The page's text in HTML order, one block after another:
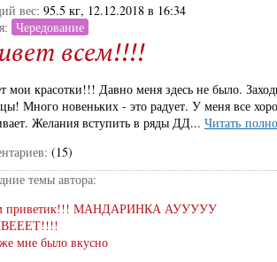
вес: 95.5 кг, 12.12.2018 в 16:34
Чередование
всем!!!!
мои красотки!!! Давно меня здесь не было.
Много новеньких - это радует. У меня все
Желания вступить в ряды ДД... Читать
(15)
темы автора:
приветик!!! МАНДАРИНКА АУУУУУ
мне было вкусно